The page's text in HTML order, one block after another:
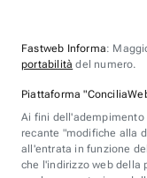
Fastweb Informa:
portabilità del numero.
Piattaforma
Ai fini
recante "modifiche alla
all'entrata in funzione
che l'indirizzo web della